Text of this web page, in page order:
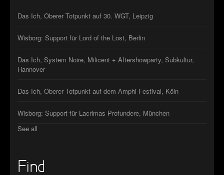
Das Ich, Oberer Totpunkt auf 30. WGT, Leipzig
Wisborg: Support für Lord of the Lost, Berlin
Das Ich, System Noire, Milicent + Aftershowparty, Subkultur,
Hannover
Das Ich, Oberer Totpunkt auf dem Amphi Festival, Köln
Wisborg: Support für Lacrimas Profundere, München
See all
Find